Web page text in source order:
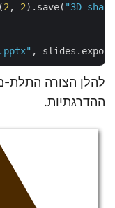
2 , 2).save( "3D-
להלן הצורה
ההדרגתיות.